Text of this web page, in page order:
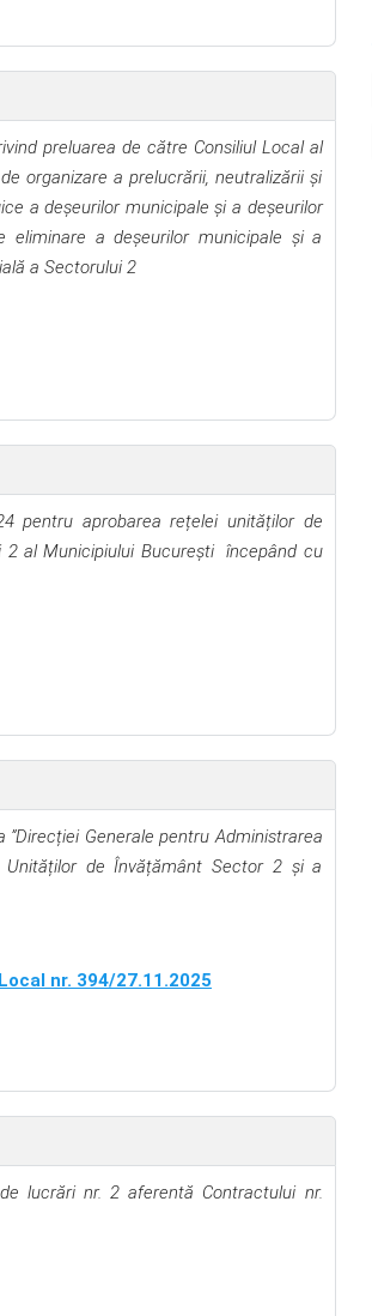
preluarea de către Consiliul Local al
organizare a prelucrării, neutralizării și
a deșeurilor municipale și a deșeurilor
eliminare a deșeurilor municipale și a
a Sectorului 2
pentru aprobarea rețelei unităților de
2 al Municipiului Bucureștiîncepând cu
Generale pentru Administrarea
Unităților de Învățământ Sector 2 și a
nr. 394/27.11.2025
lucrări nr. 2 aferentă Contractului nr.